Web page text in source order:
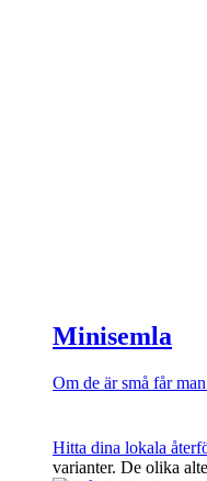
Minisemla
Om de är små får
Hitta dina lokala
varianter. De olika